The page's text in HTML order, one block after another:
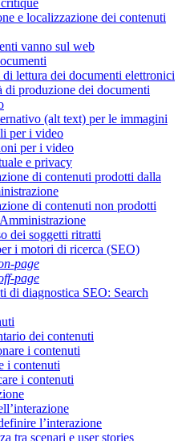
e localizzazione dei contenuti
vanno sul web
lettura dei documenti elettronici
di produzione dei documenti
(alt text) per le immagini
per i video
per i video
e privacy
di contenuti prodotti dalla
di contenuti non prodotti
dei soggetti ritratti
i motori di ricerca (SEO)
page
page
di diagnostica SEO: Search
dei contenuti
i contenuti
i contenuti
i contenuti
l’interazione
tra scenari e user stories